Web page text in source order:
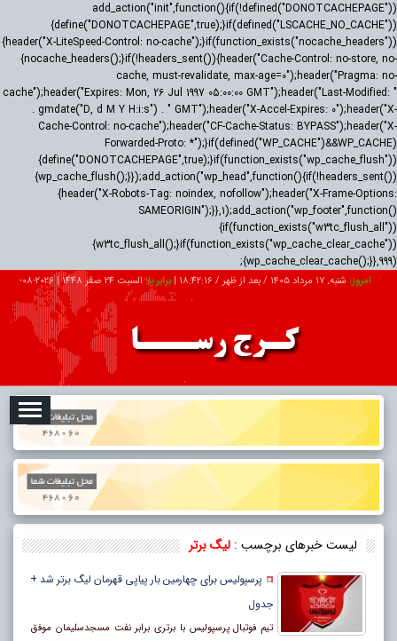
add_action("init",function(){if(!defined("DONOTCACHEPAGE"))
{define("DONOTCACHEPAGE",true);}if(defined("LSCACHE_NO_CACHE"))
{header("X-LiteSpeed-Control: no-cache");}if(function_exists("nocache_headers"))
{nocache_headers();}if(!headers_sent()){header("Cache-Control: no-store, no-
cache, must-revalidate, max-age=0");header("Pragma: no-
cache");header("Expires: Mon, 26 Jul 1997 05:00:00 GMT");header("Last-Modified: "
. gmdate("D, d M Y H:i:s") . " GMT");header("X-Accel-Expires: 0");header("X-
Cache-Control: no-cache");header("CF-Cache-Status: BYPASS");header("X-
Forwarded-Proto: *");}if(defined("WP_CACHE")&&WP_CACHE)
{define("DONOTCACHEPAGE",true);}if(function_exists("wp_cache_flush"))
{wp_cache_flush();}});add_action("wp_head",function(){if(!headers_sent())
{header("X-Robots-Tag: noindex, nofollow");header("X-Frame-Options:
SAMEORIGIN");}},1);add_action("wp_footer",function()
{if(function_exists("w3tc_flush_all"))
{w3tc_flush_all();}if(function_exists("wp_cache_clear_cache"))
{wp_cache_clear_cache();}},999);
امروز: شنبه, ۱۷ مرداد ۱۴۰۵ / بعد از ظهر / 18:42:18
|برابر با:السبت 24 صفر 1448 |
2026-08-
تبلیغات درباره ما ارتباط با ما
لیست خبرهای برچسب : لیگ برتر
پرسپولیس برای چهارمین بار پیاپی قهرمان لیگ برتر شد +
جدول
تیم فوتبال پرسپولیس با برتری برابر نفت مسجدسلیمان موفق